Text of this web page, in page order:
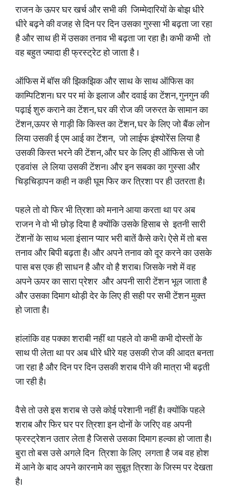
राजन के ऊपर घर खर्च और सभी की जिम्मेदारियों के बोझ धीरे
धीरे बढ़ने की वजह से दिन पर दिन उसका गुस्सा भी बढ़ता जा रहा
है और साथ ही में उसका तनाव भी बढ़ता जा रहा है। कभी कभी तो
वह बहुत ज्यादा ही फ्रस्ट्रेट हो जाता है ।
ऑफिस में बॉस की झिकझिक और साथ के साथ ऑफिस का
काम्पिटिशन। घर पर मां के इलाज और दवाई का टेंशन, गुनगुन की
पढ़ाई शुरु कराने का टेंशन, घर की रोज की जरुरत के सामान का
टेंशन,ऊपर से गाड़ी कि किस्त का टेंशन, घर के लिए जो बैंक लोन
लिया उसकी ई एम आई का टेंशन, जो लाईफ इंश्योरेंस लिया है
उसकी किस्त भरने की टेंशन, और घर के लिए ही ऑफिस से जो
एडवांस ले लिया उसकी टेंशन। और इन सबका का गुस्सा और
चिड़चिड़ापन कही न कही घूम फिर कर त्रिशा पर ही उतरता है।
पहले तो वो फिर भी त्रिशा को मनाने आया करता था पर अब
राजन ने वो भी छोड़ दिया है क्योंकि उसके हिसाब से इतनी सारी
टेंशनों के साथ भला इंसान प्यार भरी बातें कैसे करे। ऐसे में तो बस
तनाव और बिपी बढ़ता है। और अपने तनाव को दूर करने का उसके
पास बस एक ही साधन है और वो है शराब। जिसके नशे में वह
अपने ऊपर का सारा प्रेशर और अपनी सारी टेंशन भूल जाता है
और उसका दिमाग थोड़ी देर के लिए ही सही पर सभी टेंशन मुक्त
हो जाता है।
हांलांकि वह पक्का शराबी नहीं था पहले वो कभी कभी दोस्तों के
साथ पी लेता था पर अब धीरे धीरे यह उसकी रोज की आदत बनता
जा रहा है और दिन पर दिन उसकी शराब पीने की मात्रा भी बढ़ती
जा रही है।
वैसे तो उसे इस शराब से उसे कोई परेशानी नहीं है। क्योंकि पहले
शराब और फिर घर पर त्रिशा इन दोनों के जरिए वह अपनी
फ्रस्ट्रेशन उतार लेता है जिससे उसका दिमाग हल्का हो जाता है।
बुरा तो बस उसे अगले दिन त्रिशा के लिए लगता है जब वह होश
में आने के बाद अपने कारनामे का सुबूत त्रिशा के जिस्म पर देखता
है।